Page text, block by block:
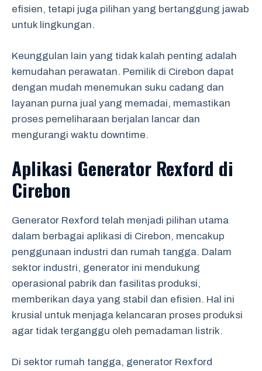
efisien, tetapi juga pilihan yang bertanggung jawab
untuk lingkungan.
Keunggulan lain yang tidak kalah penting adalah
kemudahan perawatan. Pemilik di Cirebon dapat
dengan mudah menemukan suku cadang dan
layanan purna jual yang memadai, memastikan
proses pemeliharaan berjalan lancar dan
mengurangi waktu downtime.
Aplikasi Generator Rexford di
Cirebon
Generator Rexford telah menjadi pilihan utama
dalam berbagai aplikasi di Cirebon, mencakup
penggunaan industri dan rumah tangga. Dalam
sektor industri, generator ini mendukung
operasional pabrik dan fasilitas produksi,
memberikan daya yang stabil dan efisien. Hal ini
krusial untuk menjaga kelancaran proses produksi
agar tidak terganggu oleh pemadaman listrik.
Di sektor rumah tangga, generator Rexford